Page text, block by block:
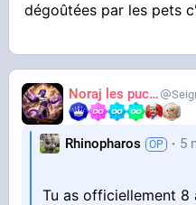
dégoûtées par les pets
Noraj les pucix
Rhinopharos 5
Tu as officiellement 8